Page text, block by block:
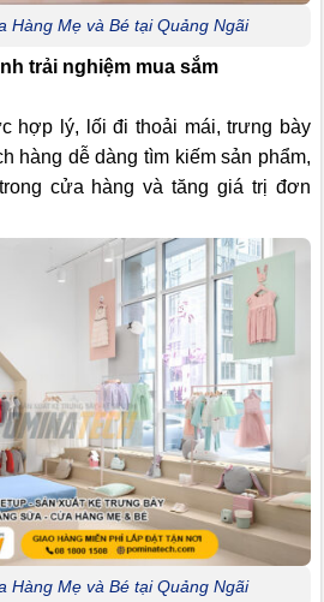
Hàng Mẹ và Bé tại Quảng Ngãi
trải nghiệm mua sắm
hợp lý, lối đi thoải mái, trưng bày
hàng dễ dàng tìm kiếm sản phẩm,
cửa hàng và tăng giá trị đơn
Hàng Mẹ và Bé tại Quảng Ngãi